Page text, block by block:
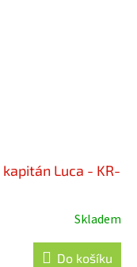
Luca - KR-
Skladem
Do košíku